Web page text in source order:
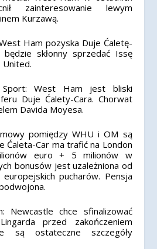
zainteresowanie lewym
Kurzawą.
Ham pozyska Duje Ćaletę-
skłonny sprzedać Issę
West Ham jest bliski
Duje Ćalety-Cara. Chorwat
Davida Moyesa.
pomiędzy WHU i OM są
Ćaleta-Car ma trafić na London
euro + 5 milionów w
bonusów jest uzależniona od
pucharów. Pensja
Newcastle chce sfinalizować
przed zakończeniem
są ostateczne szczegóły